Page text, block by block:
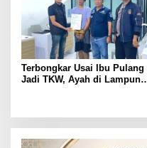
Terbongkar Usai Ibu Pulang
Jadi TKW, Ayah di Lampung